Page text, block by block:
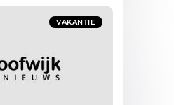
VAKANTIE